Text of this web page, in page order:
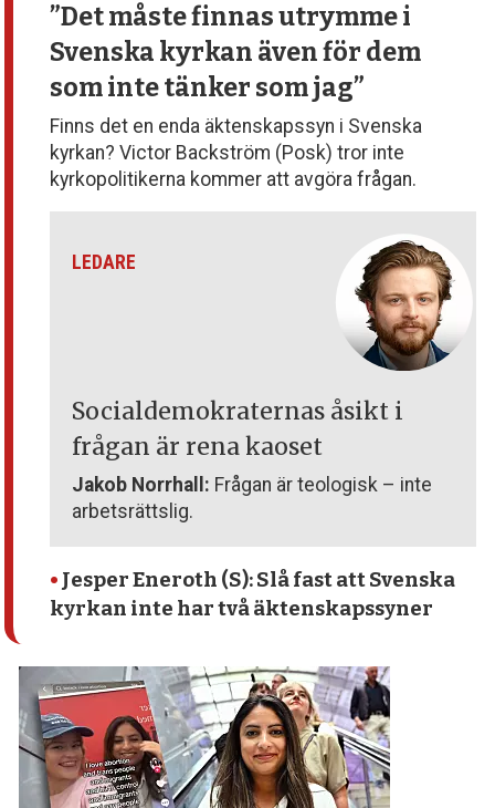
”Det måste finnas utrymmei
Svenska kyrkan även för dem
som inte tänker som jag”
Finns det en enda äktenskapssyn i Svenska
kyrkan? Victor Backström (Posk) tror inte
kyrkopolitikerna kommer att avgöra frågan.
LEDARE
Socialdemokraternas åsikt i
frågan är rena kaoset
Jakob Norrhall: Frågan är teologisk – inte
arbetsrättslig.
• Jesper Eneroth (S): Slå fast att Svenska
kyrkan inte har två äktenskapssyner